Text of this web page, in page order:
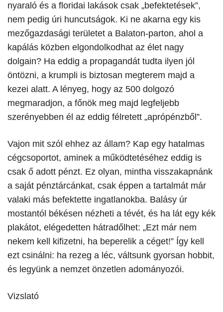
nyaraló és a floridai lakások csak „befektetések”,
nem pedig úri huncutságok. Ki ne akarna egy kis
mezőgazdasági területet a Balaton-parton, ahol a
kapálás közben elgondolkodhat az élet nagy
dolgain? Ha eddig a propagandát tudta ilyen jól
öntözni, a krumpli is biztosan megterem majd a
kezei alatt. A lényeg, hogy az 500 dolgozó
megmaradjon, a főnök meg majd legfeljebb
szerényebben él az eddig félretett „aprópénzből”.
​Vajon mit szól ehhez az állam? Kap egy hatalmas
cégcsoportot, aminek a működtetéséhez eddig is
csak ő adott pénzt. Ez olyan, mintha visszakapnánk
a saját pénztárcánkat, csak éppen a tartalmát már
valaki más befektette ingatlanokba. Balásy úr
mostantól békésen nézheti a tévét, és ha lát egy kék
plakátot, elégedetten hátradőlhet: „Ezt már nem
nekem kell kifizetni, ha beperelik a céget!” Így kell
ezt csinálni: ha rezeg a léc, váltsunk gyorsan hobbit,
és legyünk a nemzet önzetlen adományozói.
Vizslató